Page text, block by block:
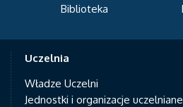
Biblioteka
Uczelnia
Władze Uczelni
Jednostki i organizacje uczelniane